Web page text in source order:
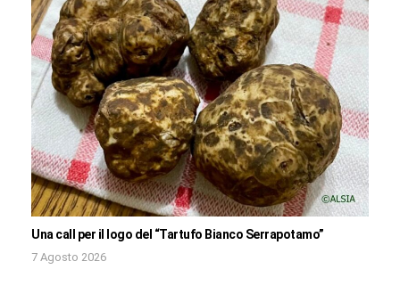
Una call per il logo del “Tartufo Bianco Serrapotamo”
7 Agosto 2026